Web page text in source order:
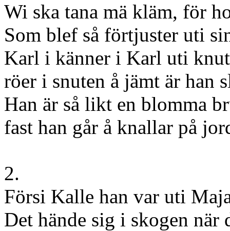
Wi ska tana mä kläm, för
Som blef så förtjuster uti
Karl i känner i Karl uti
röer i snuten å jämt är han
Han är så likt en blomma
fast han går å knallar på
2.
Försi Kalle han var uti
Det hände sig i skogen när